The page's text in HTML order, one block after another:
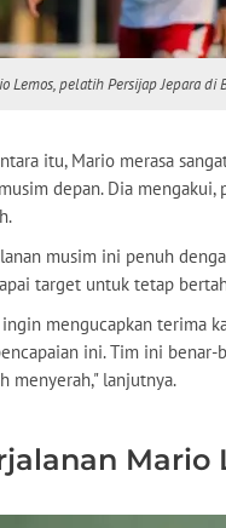
Lemos, pelatih Persijap Jepara
itu, Mario merasa
depan. Dia
musim ini penuh
target untuk tetap
ingin mengucapkan terima
ini. Tim ini
menyerah," lanjutnya.
Mario